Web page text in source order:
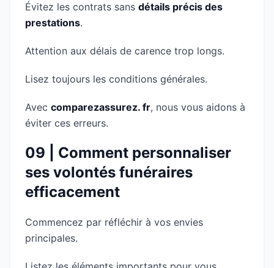
Évitez les contrats sans détails précis des
prestations.
Attention aux délais de carence trop longs.
Lisez toujours les conditions générales.
Avec comparezassurez. fr, nous vous aidons à
éviter ces erreurs.
09 | Comment personnaliser
ses volontés funéraires
efficacement
Commencez par réfléchir à vos envies
principales.